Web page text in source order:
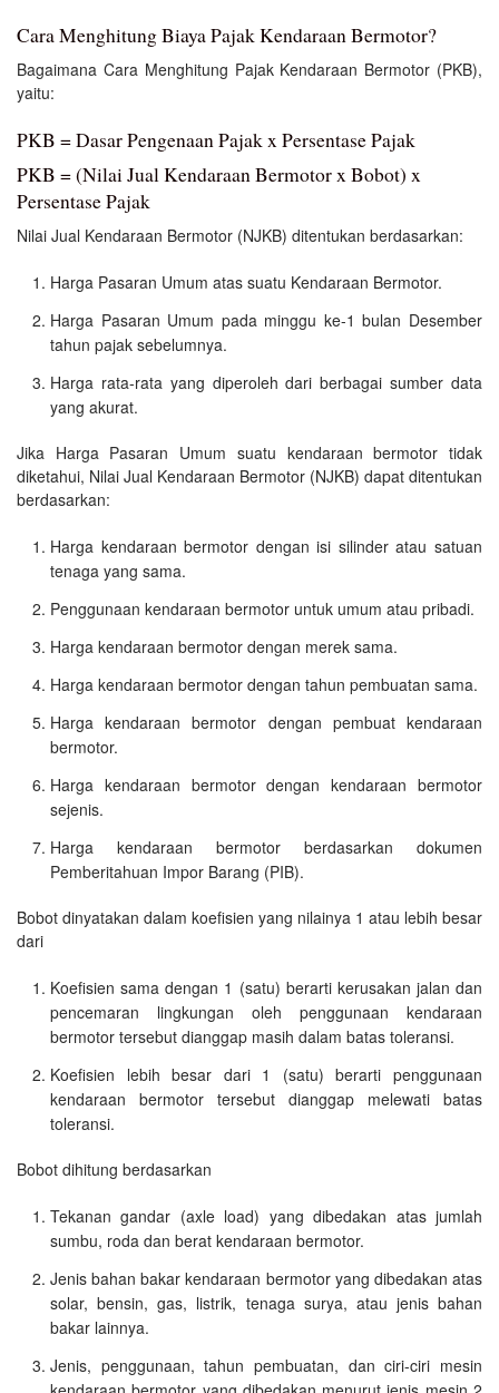
Cara Menghitung Biaya Pajak Kendaraan Bermotor?
Bagaimana Cara Menghitung Pajak Kendaraan Bermotor (PKB),
yaitu:
PKB = Dasar Pengenaan Pajak x Persentase Pajak
PKB = (Nilai Jual Kendaraan Bermotor x Bobot) x
Persentase Pajak
Nilai Jual Kendaraan Bermotor (NJKB) ditentukan berdasarkan:
Harga Pasaran Umum atas suatu Kendaraan Bermotor.
Harga Pasaran Umum pada minggu ke-1 bulan Desember
tahun pajak sebelumnya.
Harga rata-rata yang diperoleh dari berbagai sumber data
yang akurat.
Jika Harga Pasaran Umum suatu kendaraan bermotor tidak
diketahui, Nilai Jual Kendaraan Bermotor (NJKB) dapat ditentukan
berdasarkan:
Harga kendaraan bermotor dengan isi silinder atau satuan
tenaga yang sama.
Penggunaan kendaraan bermotor untuk umum atau pribadi.
Harga kendaraan bermotor dengan merek sama.
Harga kendaraan bermotor dengan tahun pembuatan sama.
Harga kendaraan bermotor dengan pembuat kendaraan
bermotor.
Harga kendaraan bermotor dengan kendaraan bermotor
sejenis.
Harga kendaraan bermotor berdasarkan dokumen
Pemberitahuan Impor Barang (PIB).
Bobot dinyatakan dalam koefisien yang nilainya 1 atau lebih besar
dari
Koefisien sama dengan 1 (satu) berarti kerusakan jalan dan
pencemaran lingkungan oleh penggunaan kendaraan
bermotor tersebut dianggap masih dalam batas toleransi.
Koefisien lebih besar dari 1 (satu) berarti penggunaan
kendaraan bermotor tersebut dianggap melewati batas
toleransi.
Bobot dihitung berdasarkan
Tekanan gandar (axle load) yang dibedakan atas jumlah
sumbu, roda dan berat kendaraan bermotor.
Jenis bahan bakar kendaraan bermotor yang dibedakan atas
solar, bensin, gas, listrik, tenaga surya, atau jenis bahan
bakar lainnya.
Jenis, penggunaan, tahun pembuatan, dan ciri-ciri mesin